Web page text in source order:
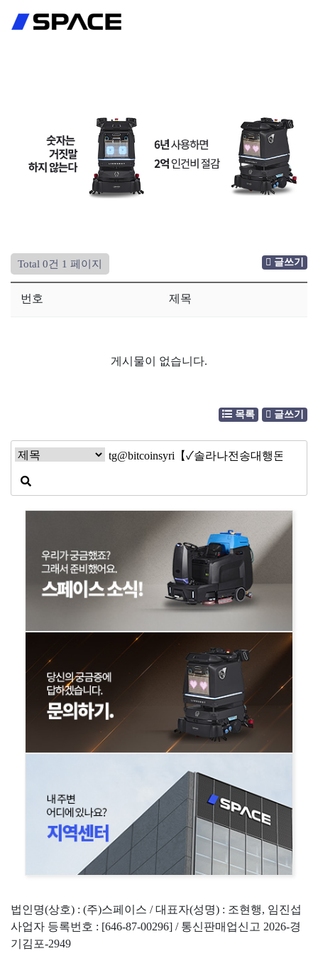
로그인
Total 0건 1 페이지 글쓰기
번호 제목
게시물이 없습니다.
목록 글쓰기
법인명(상호) : (주)스페이스 / 대표자(성명) : 조현행, 임진섭
사업자 등록번호 : [646-87-00296] / 통신판매업신고 2026-경
기김포-2949